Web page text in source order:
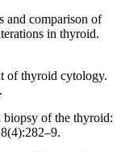
and comparison of
in thyroid.
of thyroid cytology.
biopsy of the thyroid: